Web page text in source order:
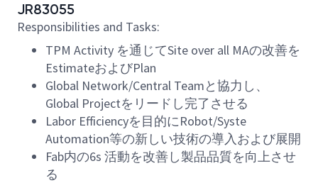
JR83055
Responsibilities and Tasks:
TPM Activity を通じてSite over all MAの改善を
EstimateおよびPlan
Global Network/Central Teamと協力し、
Global Projectをリードし完了させる
Labor Efficiencyを目的にRobot/Syste
Automation等の新しい技術の導入および展開
Fab内の6s 活動を改善し製品品質を向上させ
る